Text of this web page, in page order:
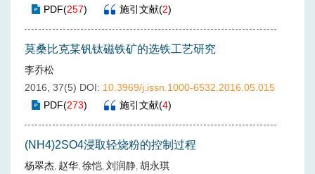
PDF(257) 施引文献(2)
莫桑比克某钒钛磁铁矿的选铁工艺研究
李乔松
2016, 37(5) DOI: 10.3969/j.issn.1000-6532.2016.05.015
PDF(273) 施引文献(4)
(NH4)2SO4浸取轻烧粉的控制过程
杨翠杰, 赵华, 徐恺, 刘润静, 胡永琪